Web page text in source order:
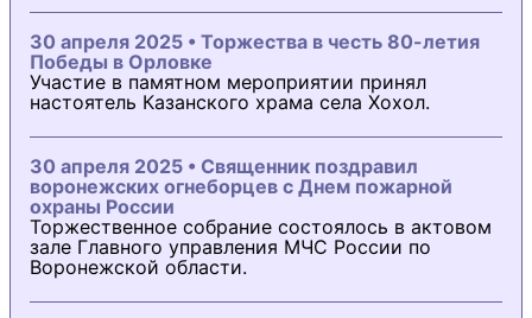
30 апреля 2025 • Торжества в честь 80-летия
Победы в Орловке
Участие в памятном мероприятии принял
настоятель Казанского храма села Хохол.
30 апреля 2025 • Священник поздравил
воронежских огнеборцев с Днем пожарной
охраны России
Торжественное собрание состоялось в актовом
зале Главного управления МЧС России по
Воронежской области.